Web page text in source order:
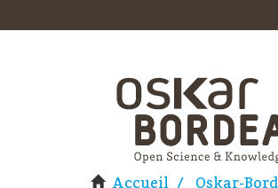
Accueil Oskar-